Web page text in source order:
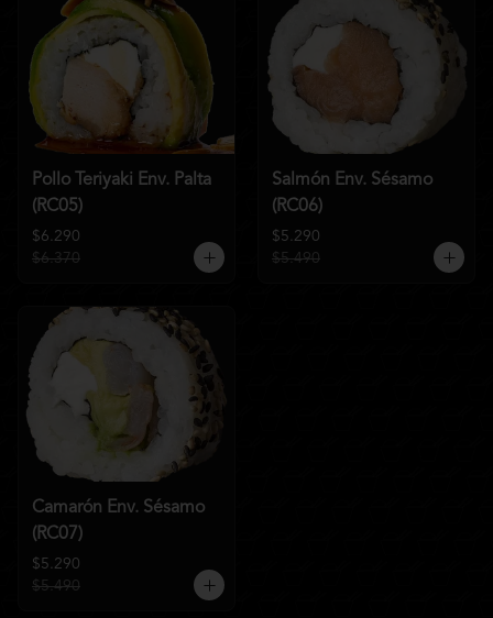
Pollo Teriyaki Env. Palta
(RC05)
$6.290
$6.370
Salmón Env. Sésamo
(RC06)
$5.290
$5.490
Camarón Env. Sésamo
(RC07)
$5.290
$5.490